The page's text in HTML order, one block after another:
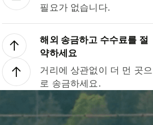
필요가 없습니다.
해외 송금하고 수수료를 절
약하세요
거리에 상관없이 더 먼 곳으
로 송금하세요.